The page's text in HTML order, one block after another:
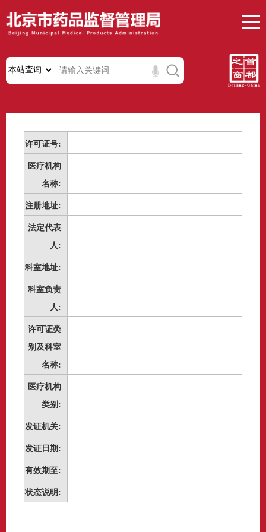
许可证号:
医疗机构
名称:
注册地址:
法定代表
人:
科室地址:
科室负责
人:
许可证类
别及科室
名称:
医疗机构
类别:
发证机关:
发证日期:
有效期至:
状态说明: